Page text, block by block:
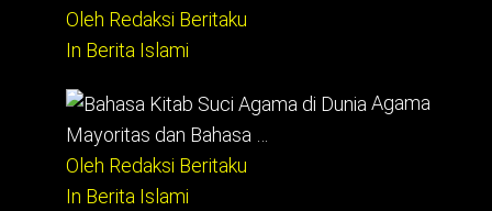
Oleh Redaksi Beritaku
In Berita Islami
Agama
Mayoritas dan Bahasa …
Oleh Redaksi Beritaku
In Berita Islami